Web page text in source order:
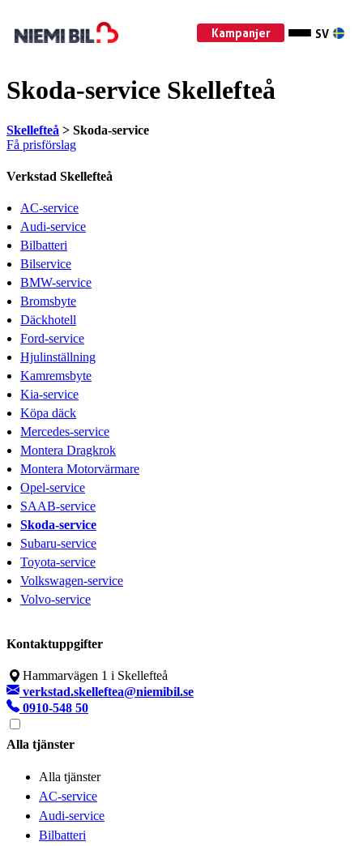
Kampanjer SV
Skoda-service Skellefteå
Skellefteå > Skoda-service
Få prisförslag
Verkstad Skellefteå
AC-service
Audi-service
Bilbatteri
Bilservice
BMW-service
Bromsbyte
Däckhotell
Ford-service
Hjulinställning
Kamremsbyte
Kia-service
Köpa däck
Mercedes-service
Montera Dragkrok
Montera Motorvärmare
Opel-service
SAAB-service
Skoda-service
Subaru-service
Toyota-service
Volkswagen-service
Volvo-service
Kontaktuppgifter
Hammarvägen 1 i Skellefteå
verkstad.skelleftea@niemibil.se
0910-548 50
Alla tjänster
Alla tjänster
AC-service
Audi-service
Bilbatteri